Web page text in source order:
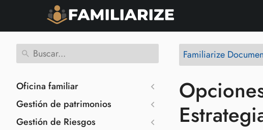
Oficina familiar
Gestión de patrimonios
Gestión de Riesgos
Familiarize